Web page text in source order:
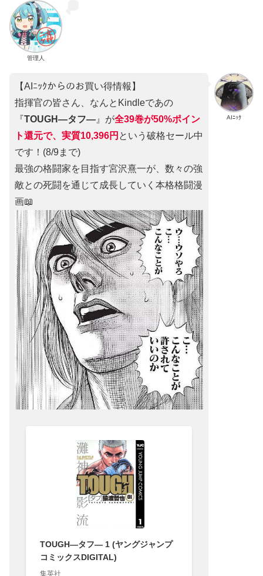
管理人
AIﾆｯｸ
【AIﾆｯｸからのお買い得情報】
指揮官の皆さん、なんとKindleであの
『TOUGH―タフ― 』が全39巻が50%ポイン
ト還元で、実質10,396円 という破格セール中
です！(8/9まで)
最強の格闘家を目指す宮沢熹一が、数々の強
敵との死闘を通じて成長していく本格格闘漫
画📖
TOUGH―タフ― 1 (ヤングジャンプ
コミックスDIGITAL)
集英社